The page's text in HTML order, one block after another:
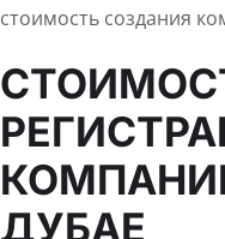
стоимость создания
ДУБАЕ